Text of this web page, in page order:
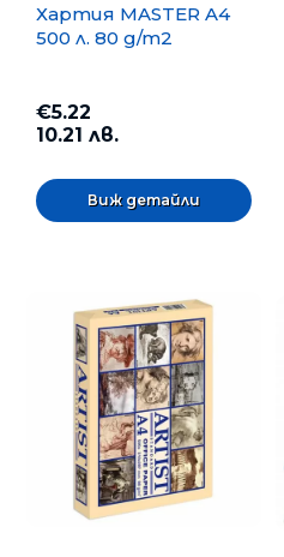
Хартия MASTER A4
500 л. 80 g/m2
€5.22
10.21 лв.
Виж детайли